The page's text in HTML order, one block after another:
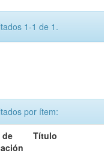
1-1 de 1.
por ítem:
de
Título